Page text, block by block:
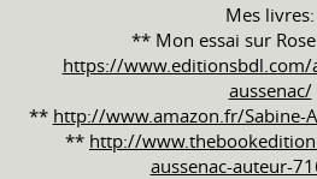
Mes livres:
** Mon essai sur
https://www.editionsbdl.com/
aussenac/
** http://www.amazon.fr/Sabine-
** http://
aussenac-auteur-